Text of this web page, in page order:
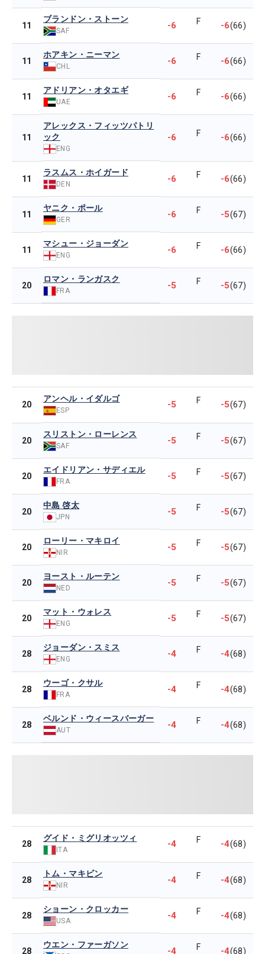
11
ブランドン・ストーン
SAF -6 F -6(66)
11
ホアキン・ニーマン
CHL -6 F -6(66)
11
アドリアン・オタエギ
UAE -6 F -6(66)
11
アレックス・フィッツパトリ
ック
ENG
-6 F -6(66)
11
ラスムス・ホイガード
DEN -6 F -6(66)
11
ヤニク・ポール
GER -6 F -5(67)
11
マシュー・ジョーダン
ENG -6 F -6(66)
20
ロマン・ランガスク
FRA -5 F -5(67)
20
アンヘル・イダルゴ
ESP
-5 F -5(67)
20
スリストン・ローレンス
SAF -5 F -5(67)
20
エイドリアン・サディエル
FRA -5 F -5(67)
20
中島 啓太
JPN -5 F -5(67)
20
ローリー・マキロイ
NIR -5 F -5(67)
20
ヨースト・ルーテン
NED -5 F -5(67)
20
マット・ウォレス
ENG -5 F -5(67)
28
ジョーダン・スミス
ENG -4 F -4(68)
28
ウーゴ・クサル
FRA -4 F -4(68)
28
ベルンド・ウィースバーガー
AUT -4 F -4(68)
28
グイド・ミグリオッツィ
ITA
-4 F -4(68)
28
トム・マキビン
NIR -4 F -4(68)
28
ショーン・クロッカー
USA -4 F -4(68)
28
ウエン・ファーガソン
-4 F -4(68)